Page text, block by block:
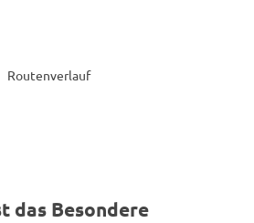
Routenverlauf
das Besondere